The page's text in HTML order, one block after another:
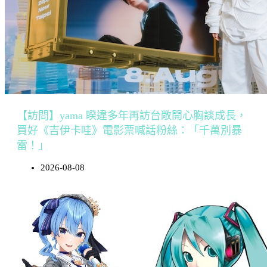
【訪問】yama 睽違多年再訪台敞開心胸談成長，
買好《吉伊卡哇》電影票喊話粉絲：「千萬別暴
雷！」
2026-08-08